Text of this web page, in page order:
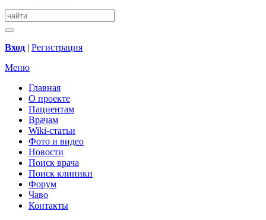
Вход | Регистрация
Меню
Главная
О проекте
Пациентам
Врачам
Wiki-статьи
Фото и видео
Новости
Поиск врача
Поиск клиники
Форум
Чаво
Контакты